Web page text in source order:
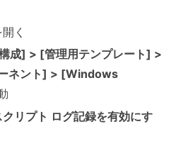
開く
成] > [管理用テンプレート] >
ネント] > [Windows
リプト ログ記録を有効にす